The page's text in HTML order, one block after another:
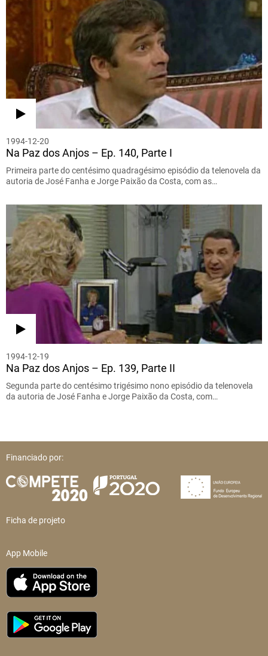
1994-12-20
Na Paz dos Anjos – Ep. 140, Parte I
Primeira parte do centésimo quadragésimo episódio da telenovela da
autoria de José Fanha e Jorge Paixão da Costa, com as…
1994-12-19
Na Paz dos Anjos – Ep. 139, Parte II
Segunda parte do centésimo trigésimo nono episódio da telenovela
da autoria de José Fanha e Jorge Paixão da Costa, com…
Financiado por:
Ficha de projeto
App Mobile